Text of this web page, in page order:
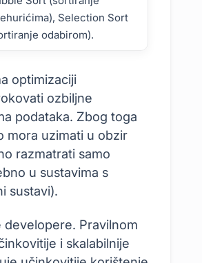
Selection Sort
odabirom).
optimizaciji
ozbiljne
podataka. Zbog toga
mora uzimati u obzir
razmatrati samo
u sustavima s
sustavi).
Pravilnom
i skalabilnije